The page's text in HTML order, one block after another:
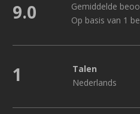
9.0
Gemiddelde
Op basis van 1
1
Talen
Nederlands